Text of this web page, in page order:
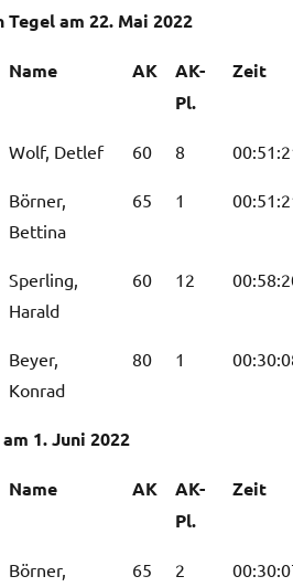
am 22. Mai 2022
Name AK
AK-
Pl.
Zeit
Wolf, Detlef 60 8
Börner,
Bettina
65 1
Sperling,
Harald
60 12
Beyer,
Konrad
80 1
1. Juni 2022
Name AK
AK-
Pl.
Zeit
Börner,
65 2